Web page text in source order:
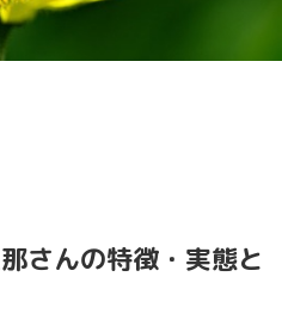
さんの特徴・実態と